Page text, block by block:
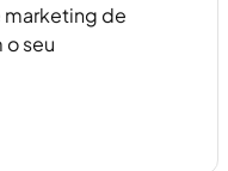
marketing de
seu